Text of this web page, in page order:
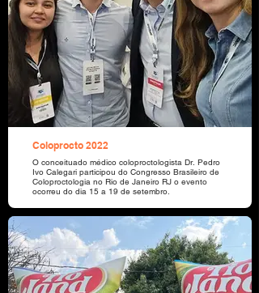
Coloprocto 2022
O conceituado médico coloproctologista Dr. Pedro
Ivo Calegari participou do Congresso Brasileiro de
Coloproctologia no Rio de Janeiro RJ o evento
ocorreu do dia 15 a 19 de setembro.